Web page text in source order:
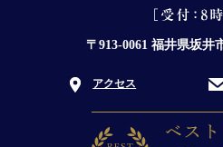
〒913-0061 福井県坂井
アクセス